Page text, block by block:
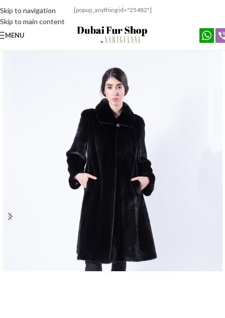
Skip to navigation
Skip to main content
[popup_anything id="25482"]
MENU